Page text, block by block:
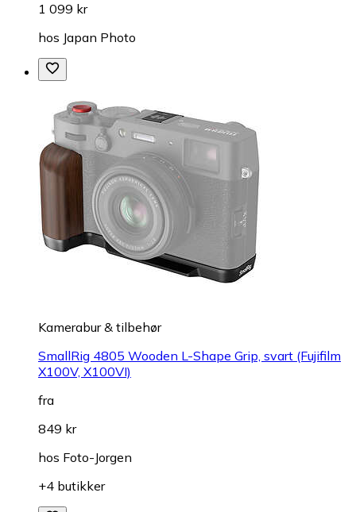
1 099 kr
hos Japan Photo
Kamerabur & tilbehør
SmallRig 4805 Wooden L-Shape Grip, svart (Fujifilm
X100V, X100VI)
fra
849 kr
hos Foto-Jorgen
+4 butikker